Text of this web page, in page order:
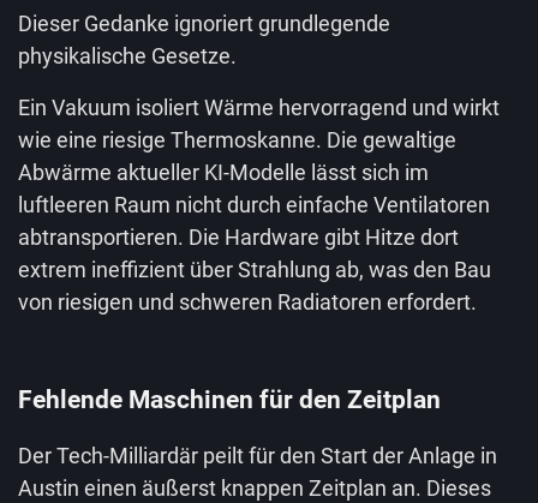
Dieser Gedanke ignoriert grundlegende
physikalische Gesetze.
Ein Vakuum isoliert Wärme hervorragend und wirkt
wie eine riesige Thermoskanne. Die gewaltige
Abwärme aktueller KI-Modelle lässt sich im
luftleeren Raum nicht durch einfache Ventilatoren
abtransportieren. Die Hardware gibt Hitze dort
extrem ineffizient über Strahlung ab, was den Bau
von riesigen und schweren Radiatoren erfordert.
Fehlende Maschinen für den Zeitplan
Der Tech-Milliardär peilt für den Start der Anlage in
Austin einen äußerst knappen Zeitplan an. Dieses